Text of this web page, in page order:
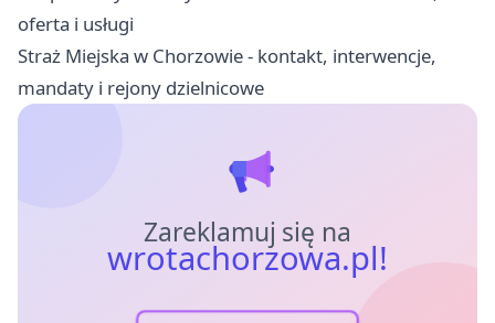
oferta i usługi
Straż Miejska w Chorzowie - kontakt, interwencje,
mandaty i rejony dzielnicowe
Zareklamuj się na
wrotachorzowa.pl!